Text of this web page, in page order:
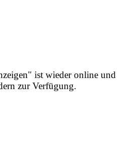
ist wieder online und
zur Verfügung.